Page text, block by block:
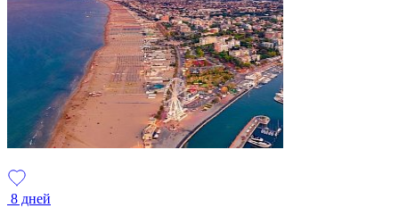
8 дней